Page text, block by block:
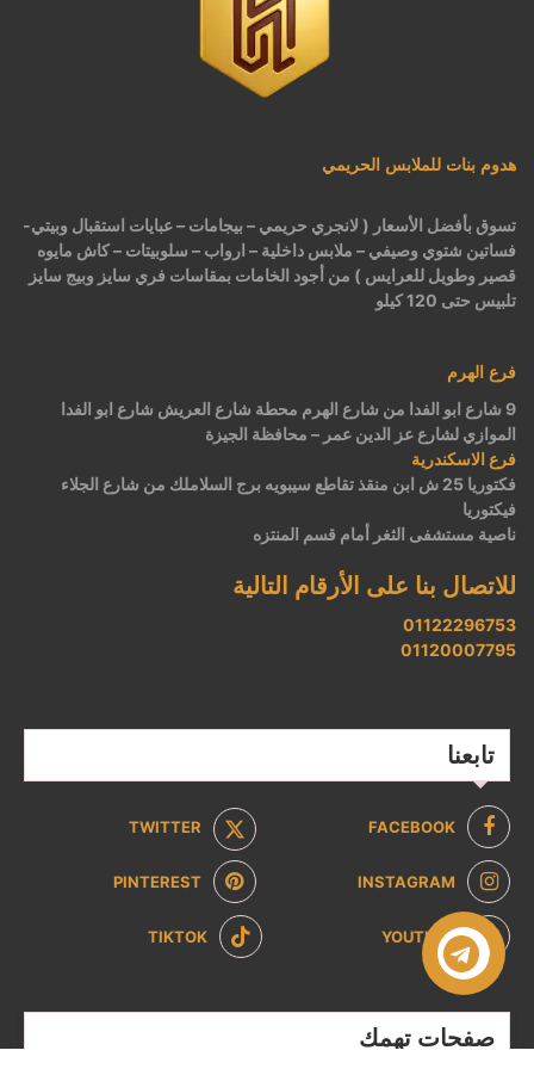
هدوم بنات للملابس الحريمي
تسوق بأفضل الأسعار ( لانجري حريمي – بيجامات – عبايات استقبال وبيتي-
فساتين شتوي وصيفي – ملابس داخلية – ارواب – سلوبيتات – كاش مايوه
قصير وطويل للعرايس ) من أجود الخامات بمقاسات فري سايز وبيج سايز
تلبيس حتى 120 كيلو
فرع الهرم
9 شارع ابو الفدا من شارع الهرم محطة شارع العريش شارع ابو الفدا
الموازي لشارع عز الدين عمر – محافظة الجيزة
فرع الاسكندرية
فكتوريا 25 ش ابن منقذ تقاطع سيبويه برج السلاملك من شارع الجلاء
فيكتوريا
ناصية مستشفى الثغر أمام قسم المنتزه
للاتصال بنا على الأرقام التالية
01122296753
01120007795
تابعنا
FACEBOOK
TWITTER
INSTAGRAM
PINTEREST
YOUTUBE
TIKTOK
صفحات تهمك